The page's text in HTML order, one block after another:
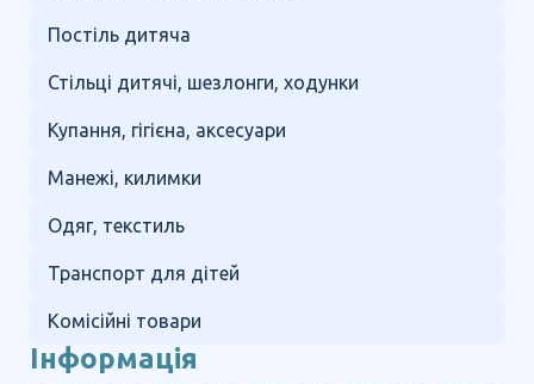
Постіль дитяча
Стільці дитячі, шезлонги, ходунки
Купання, гігієна, аксесуари
Манежі, килимки
Одяг, текстиль
Транспорт для дітей
Комісійні товари
Інформація